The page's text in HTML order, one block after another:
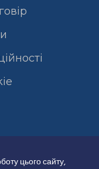
цього сайту,